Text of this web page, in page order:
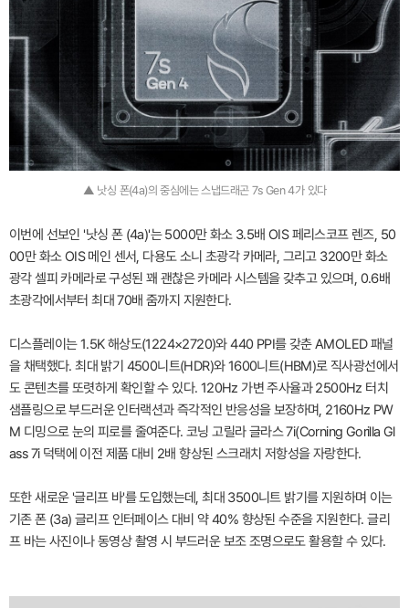
▲ 낫싱 폰(4a)의 중심에는 스냅드래곤 7s Gen 4가 있다
이번에 선보인 '낫싱 폰 (4a)'는 5000만 화소 3.5배 OIS 페리스코프 렌즈, 50
00만 화소 OIS 메인 센서, 다용도 소니 초광각 카메라, 그리고 3200만 화소
광각 셀피 카메라로 구성된 꽤 괜찮은 카메라 시스템을 갖추고 있으며, 0.6배
초광각에서부터 최대 70배 줌까지 지원한다.
디스플레이는 1.5K 해상도(1224×2720)와 440 PPI를 갖춘 AMOLED 패널
을 채택했다. 최대 밝기 4500니트(HDR)와 1600니트(HBM)로 직사광선에서
도 콘텐츠를 또렷하게 확인할 수 있다. 120Hz 가변 주사율과 2500Hz 터치
샘플링으로 부드러운 인터랙션과 즉각적인 반응성을 보장하며, 2160Hz PW
M 디밍으로 눈의 피로를 줄여준다. 코닝 고릴라 글라스 7i(Corning Gorilla Gl
ass 7i 덕택에 이전 제품 대비 2배 향상된 스크래치 저항성을 자랑한다.
또한 새로운 '글리프 바'를 도입했는데, 최대 3500니트 밝기를 지원하며 이는
기존 폰 (3a) 글리프 인터페이스 대비 약 40% 향상된 수준을 지원한다. 글리
프 바는 사진이나 동영상 촬영 시 부드러운 보조 조명으로도 활용할 수 있다.